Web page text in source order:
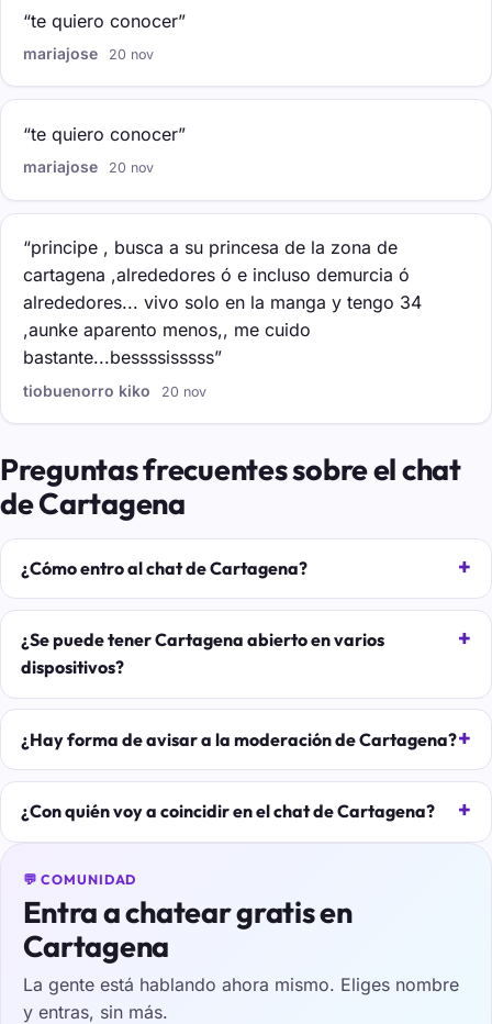
“te quiero conocer”
mariajose 20 nov
“te quiero conocer”
mariajose 20 nov
“principe , busca a su princesa de la zona de
cartagena ,alrededores ó e incluso demurcia ó
alrededores... vivo solo en la manga y tengo 34
,aunke aparento menos,, me cuido
bastante...bessssisssss”
tiobuenorro kiko 20 nov
Preguntas frecuentes sobre el chat
de Cartagena
¿Cómo entro al chat de Cartagena?
¿Se puede tener Cartagena abierto en varios
dispositivos?
¿Hay forma de avisar a la moderación de Cartagena?
¿Con quién voy a coincidir en el chat de Cartagena?
💬 COMUNIDAD
Entra a chatear gratis en
Cartagena
La gente está hablando ahora mismo. Eliges nombre
y entras, sin más.